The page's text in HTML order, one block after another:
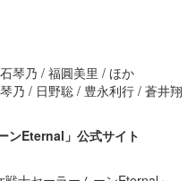
琴乃 / 福圓美里 / ほか
乃 / 日野聡 / 豊永利行 / 蒼井翔
ンEternal」公式サイト